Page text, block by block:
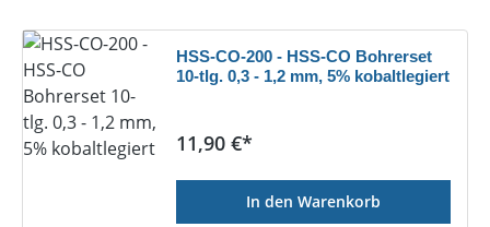
HSS-CO-200 - HSS-CO Bohrerset
10-tlg. 0,3 - 1,2 mm, 5% kobaltlegiert
Regulärer Preis:
11,90 €*
In den Warenkorb